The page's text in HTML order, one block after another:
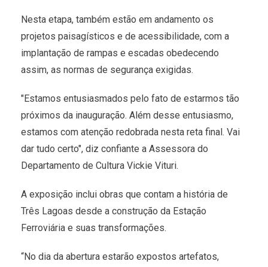
Nesta etapa, também estão em andamento os
projetos paisagísticos e de acessibilidade, com a
implantação de rampas e escadas obedecendo
assim, as normas de segurança exigidas.
"Estamos entusiasmados pelo fato de estarmos tão
próximos da inauguração. Além desse entusiasmo,
estamos com atenção redobrada nesta reta final. Vai
dar tudo certo", diz confiante a Assessora do
Departamento de Cultura Vickie Vituri.
A exposição inclui obras que contam a história de
Três Lagoas desde a construção da Estação
Ferroviária e suas transformações.
“No dia da abertura estarão expostos artefatos,